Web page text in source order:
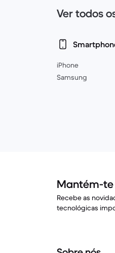
Ver todos
iPhone
Samsung
Mantém-
Recebe as
tecnológicas